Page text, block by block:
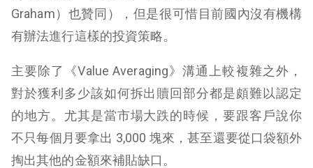
Graham）也贊同），但是很可惜目前國內沒有機構
有辦法進行這樣的投資策略。
主要除了《Value Averaging》溝通上較複雜之外，
對於獲利多少該如何拆出贖回部分都是頗難以認定
的地方。尤其是當市場大跌的時候，要跟客戶說你
不只每個月要拿出 3,000 塊來，甚至還要從口袋額外
掏出其他的金額來補貼缺口。